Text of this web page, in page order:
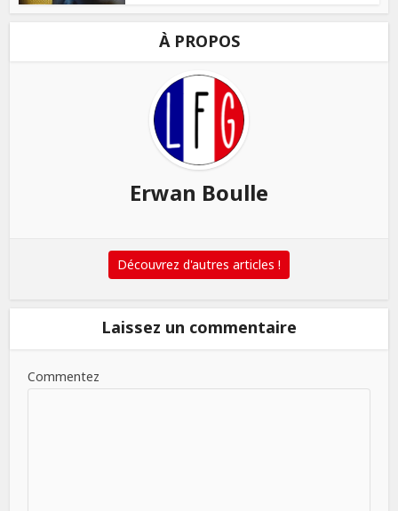
À PROPOS
Erwan Boulle
Découvrez d'autres articles !
Laissez un commentaire
Commentez